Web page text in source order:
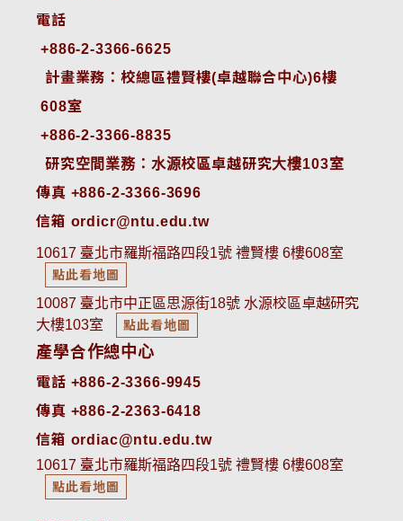
電話
+886-2-3366-6625
計畫業務：校總區禮賢樓(卓越聯合中心)6樓
608室
+886-2-3366-8835
研究空間業務：水源校區卓越研究大樓103室
傳真 +886-2-3366-3696
信箱 ordicr@ntu.edu.tw
10617 臺北市羅斯福路四段1號 禮賢樓 6樓608室
點此看地圖
10087 臺北市中正區思源街18號 水源校區卓越研究
大樓103室
點此看地圖
產學合作總中心
電話 +886-2-3366-9945
傳真 +886-2-2363-6418
信箱 ordiac@ntu.edu.tw
10617 臺北市羅斯福路四段1號 禮賢樓 6樓608室
點此看地圖